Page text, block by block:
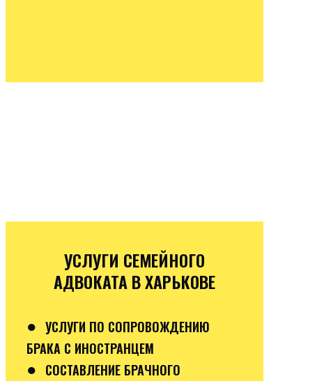
УСЛУГИ СЕМЕЙНОГО
АДВОКАТА В ХАРЬКОВЕ
● УСЛУГИ ПО СОПРОВОЖДЕНИЮ
БРАКА С ИНОСТРАНЦЕМ
● СОСТАВЛЕНИЕ БРАЧНОГО